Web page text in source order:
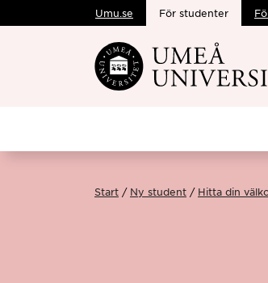
Hoppa direkt till
Umu.se För studenter
Start Ny student Hitta din